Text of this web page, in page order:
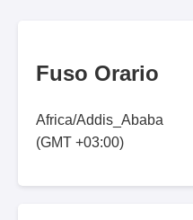
Fuso Orario
Africa/Addis_Ababa
(GMT +03:00)